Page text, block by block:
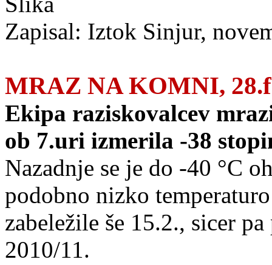
Zapisal: Iztok Sinjur,
MRAZ NA KOMNI,
Ekipa raziskovalcev
ob 7.uri izmerila -38
Nazadnje se je do -40 °C
podobno nizko
zabeležile še 15.2., sicer
2010/11.